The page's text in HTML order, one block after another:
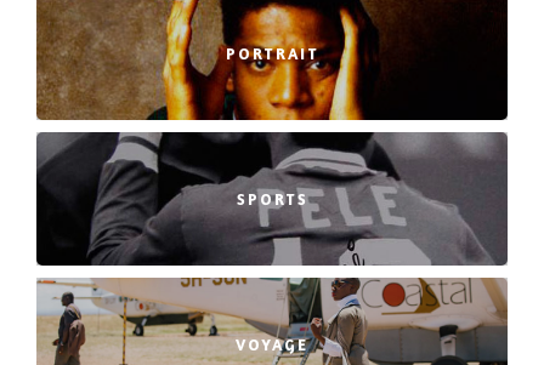
PORTRAIT
SPORTS
VOYAGE